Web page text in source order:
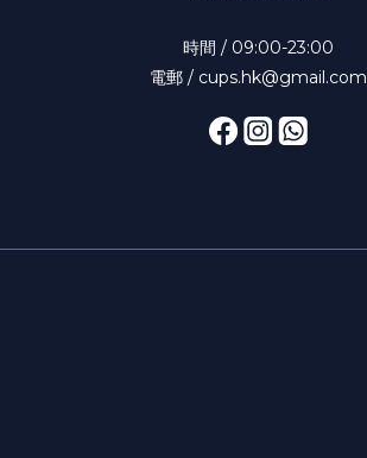
時間 / 09:00-23:00
電郵 / cups.hk@gmail.com